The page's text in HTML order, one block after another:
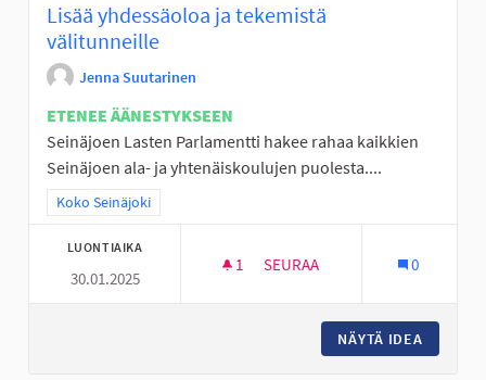
Lisää yhdessäoloa ja tekemistä
välitunneille
Jenna Suutarinen
ETENEE ÄÄNESTYKSEEN
Seinäjoen Lasten Parlamentti hakee rahaa kaikkien
Seinäjoen ala- ja yhtenäiskoulujen puolesta....
Rajaa tulokset teeman mukaan: Koko Seinäjoki
Koko Seinäjoki
LUONTIAIKA
30.01.2025
1 1 SEURAAJA
SEURAA 0
NÄYTÄ IDEA